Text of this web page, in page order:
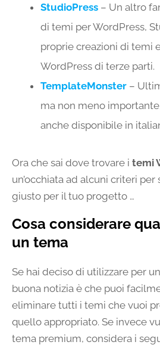
StudioPress – Un altro
di temi per WordPress,
proprie creazioni di temi
WordPress di terze parti.
TemplateMonster –
ma non meno
anche disponibile in
Ora che sai dove trovare i temi
un’occhiata ad alcuni criteri
giusto per il tuo progetto …
Cosa considerare
un tema
Se hai deciso di utilizzare per
buona notizia è che puoi
eliminare tutti i temi che vuoi
quello appropriato. Se invece
tema premium, considera i